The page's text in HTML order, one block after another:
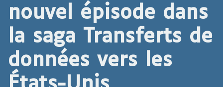
nouvel épisode dans
la saga Transferts de
données vers les